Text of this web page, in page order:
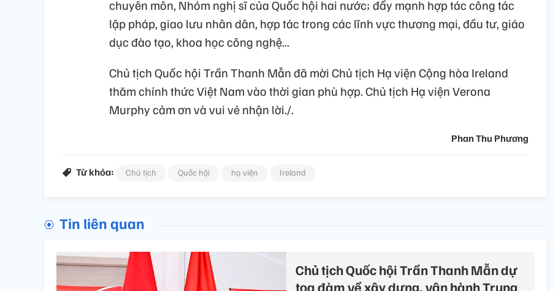
chuyên môn, Nhóm nghị sĩ của Quốc hội hai nước; đẩy mạnh hợp tác công tác
lập pháp, giao lưu nhân dân, hợp tác trong các lĩnh vực thương mại, đầu tư, giáo
dục đào tạo, khoa học công nghệ...
Chủ tịch Quốc hội Trần Thanh Mẫn đã mời Chủ tịch Hạ viện Cộng hòa Ireland
thăm chính thức Việt Nam vào thời gian phù hợp. Chủ tịch Hạ viện Verona
Murphy cảm ơn và vui vẻ nhận lời./.
Phan Thu Phương
Từ khóa: Chủ tịch Quốc hội hạ viện Ireland
Tin liên quan
Chủ tịch Quốc hội Trần Thanh Mẫn dự
tọa đàm về xây dựng, vận hành Trung